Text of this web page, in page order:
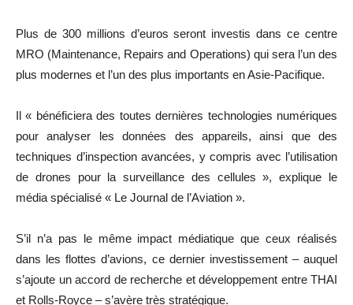
Plus de 300 millions d’euros seront investis dans ce centre
MRO (Maintenance, Repairs and Operations) qui sera l’un des
plus modernes et l’un des plus importants en Asie-Pacifique.
Il « bénéficiera des toutes dernières technologies numériques
pour analyser les données des appareils, ainsi que des
techniques d’inspection avancées, y compris avec l’utilisation
de drones pour la surveillance des cellules », explique le
média spécialisé « Le Journal de l’Aviation ».
S’il n’a pas le même impact médiatique que ceux réalisés
dans les flottes d’avions, ce dernier investissement – auquel
s’ajoute un accord de recherche et développement entre THAI
et Rolls-Royce – s’avère très stratégique.